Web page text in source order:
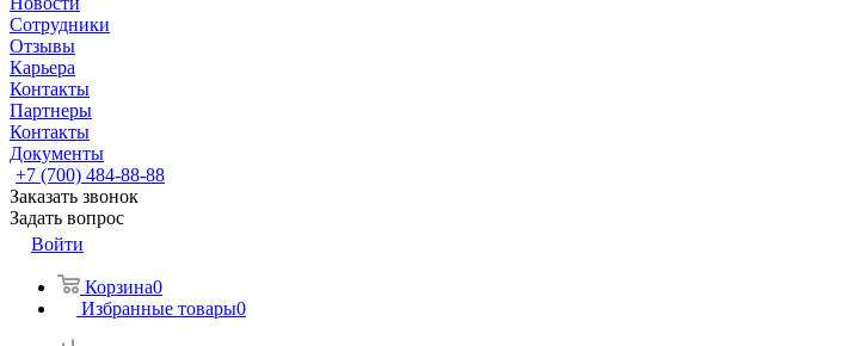
Сотрудники
Отзывы
Карьера
Контакты
Партнеры
Контакты
Документы
+7 (700) 484-88-88
Заказать звонок
Задать вопрос
Войти
Корзина0
Избранные товары0